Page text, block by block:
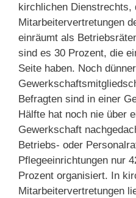
kirchlichen Dienstrechts,
Mitarbeitervertretungen
einräumt als
sind es 30 Prozent, die
Seite haben. Noch
Befragten sind in einer
Hälfte hat noch nie über
Gewerkschaft
Betriebs- oder
Pflegeeinrichtungen nur
Prozent organisiert. In
Mitarbeitervertretungen